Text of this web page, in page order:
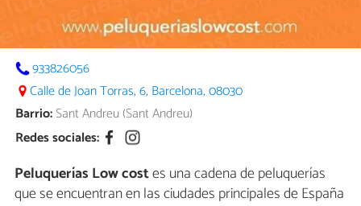
933826056
Calle de Joan Torras, 6, Barcelona, 08030
Barrio:Sant Andreu (Sant Andreu)
Redes sociales:
Peluquerías Low costes una cadena de peluquerías
que se encuentran en las ciudades principales de España